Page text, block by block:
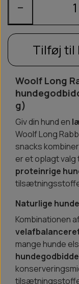
−
Tilføj til
Woolf Long
g)
Giv din hund en
Woolf Long
snacks
er et oplagt valg
proteinrige
Naturlige
Kombinationen
mange hunde